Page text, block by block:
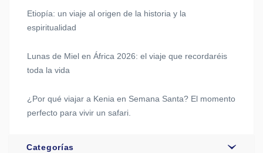
Etiopía: un viaje al origen de la historia y la
espiritualidad
Lunas de Miel en África 2026: el viaje que recordaréis
toda la vida
¿Por qué viajar a Kenia en Semana Santa? El momento
perfecto para vivir un safari.
Categorías